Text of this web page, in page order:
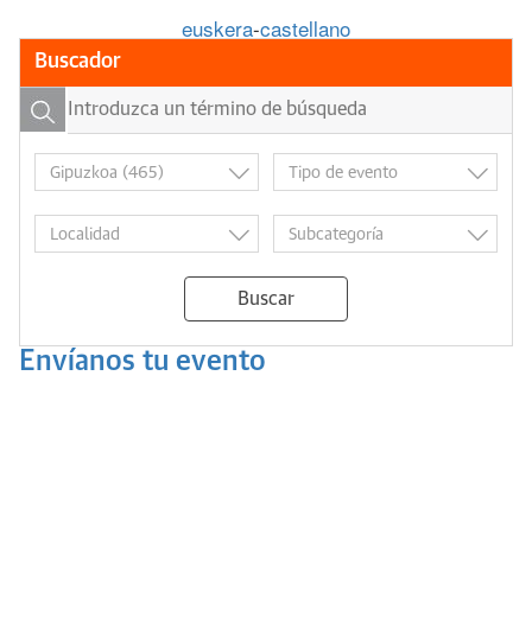
euskera-castellano
Buscador
Buscar
Envíanos tu evento